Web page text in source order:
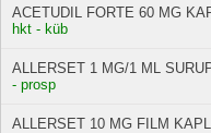
ACETUDIL FORTE 60 MG
hkt - küb
ALLERSET 1 MG/1 ML
- prosp
ALLERSET 10 MG FILM